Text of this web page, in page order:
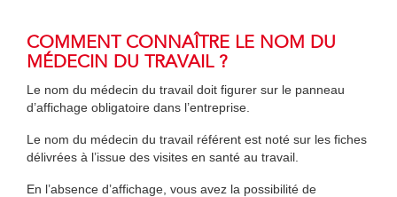
COMMENT CONNAÎTRE LE NOM DU
MÉDECIN DU TRAVAIL ?
Le nom du médecin du travail doit figurer sur le panneau
d’affichage obligatoire dans l’entreprise.
Le nom du médecin du travail référent est noté sur les fiches
délivrées à l’issue des visites en santé au travail.
En l’absence d’affichage, vous avez la possibilité de